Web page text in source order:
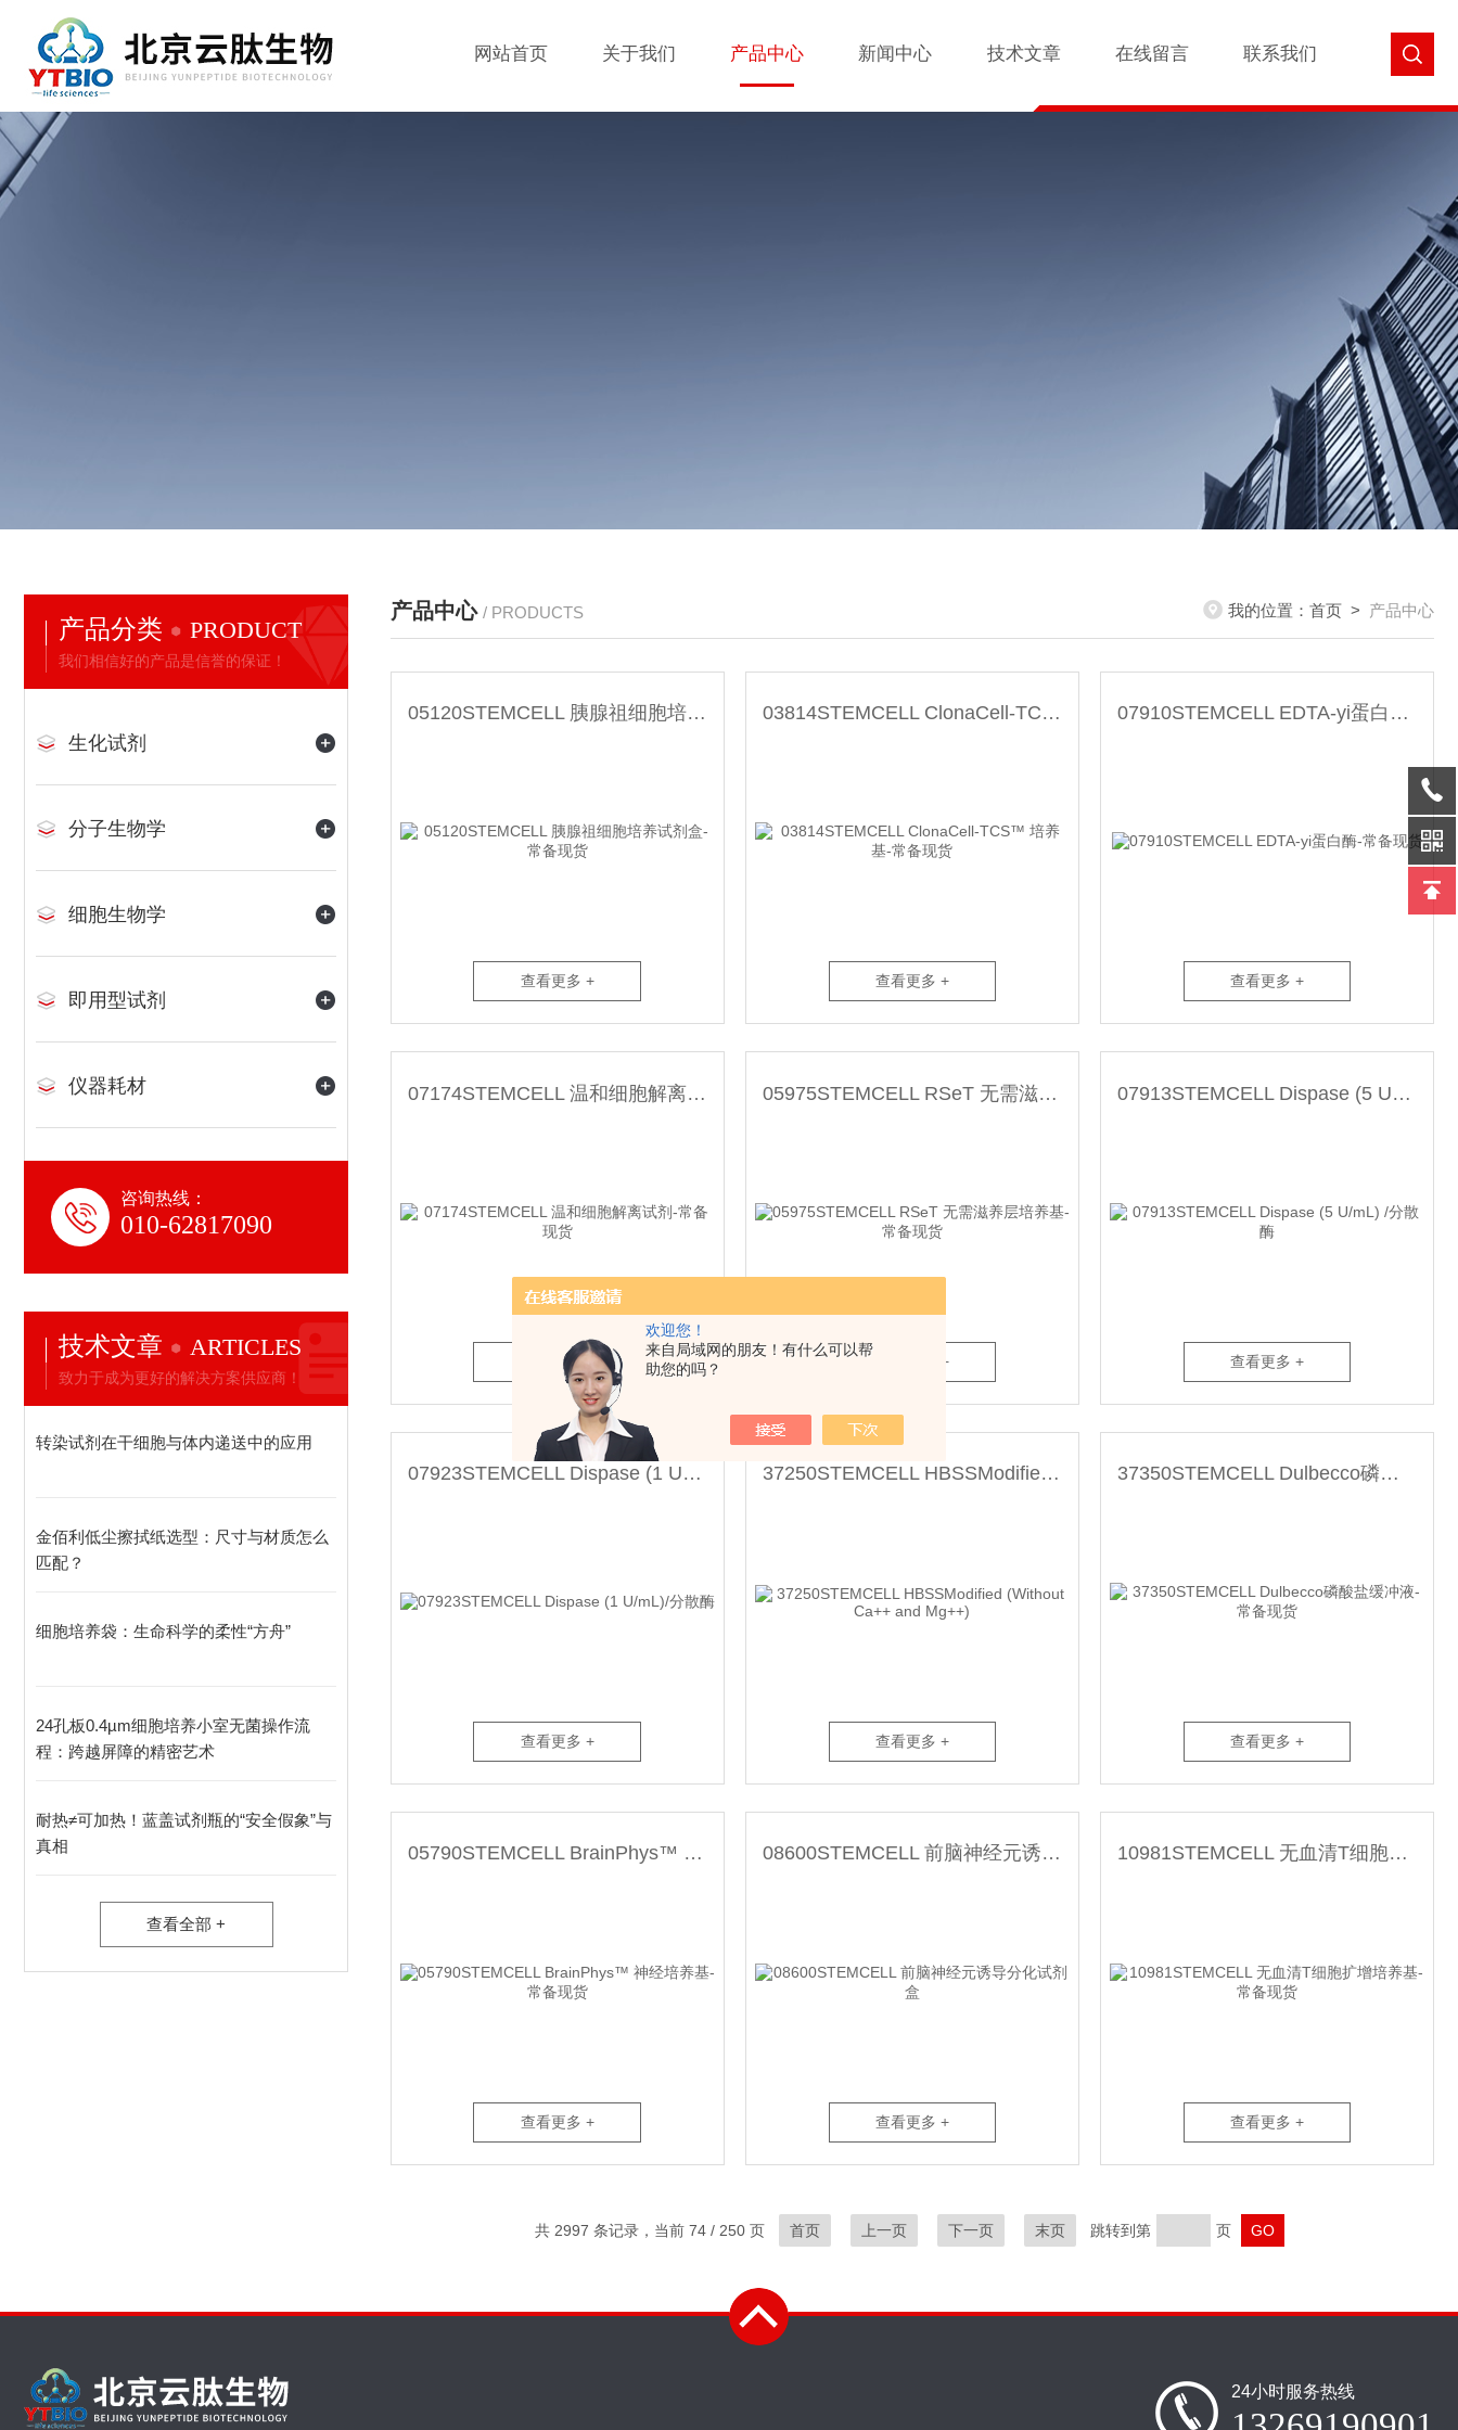
欢迎您！
来自局域网的朋友！有什么可以帮
助您的吗？
网站首页 关于我们 产品中心 新闻中心 技术文章 在线留言 联系我们
产品分类 PRODUCT
我们相信好的产品是信誉的保证！
生化试剂
分子生物学
细胞生物学
即用型试剂
仪器耗材
咨询热线：
010-62817090
技术文章 ARTICLES
致力于成为更好的解决方案供应商！
转染试剂在干细胞与体内递送中的应用
金佰利低尘擦拭纸选型：尺寸与材质怎么
匹配？
细胞培养袋：生命科学的柔性“方舟”
24孔板0.4µm细胞培养小室无菌操作流
程：跨越屏障的精密艺术
耐热≠可加热！蓝盖试剂瓶的“安全假象”与
真相
查看全部 +
产品中心 / PRODUCTS 我的位置： 首页 > 产品中心
05120STEMCELL 胰腺祖细胞培养试剂盒-常备现货
查看更多 +
03814STEMCELL ClonaCell-TCS™ 培养基-常备现货
查看更多 +
07910STEMCELL EDTA-yi蛋白酶-常备现货
查看更多 +
07174STEMCELL 温和细胞解离试剂-常备现货
查看更多 +
05975STEMCELL RSeT 无需滋养层培养基-常备现货
查看更多 +
07913STEMCELL Dispase (5 U/mL) /分散酶
查看更多 +
07923STEMCELL Dispase (1 U/mL)/分散酶
查看更多 +
37250STEMCELL HBSSModified (Without Ca++ and Mg++)
查看更多 +
37350STEMCELL Dulbecco磷酸盐缓冲液-常备现货
查看更多 +
05790STEMCELL BrainPhys™ 神经培养基-常备现货
查看更多 +
08600STEMCELL 前脑神经元诱导分化试剂盒
查看更多 +
10981STEMCELL 无血清T细胞扩增培养基-常备现货
查看更多 +
共 2997 条记录，当前 74 / 250 页 首页 上一页 下一页 末页 跳转到第 页
24小时服务热线